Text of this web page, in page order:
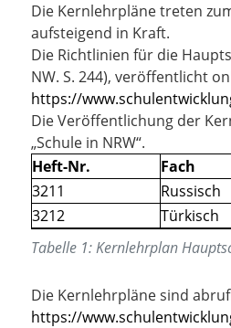
Die Kernlehrpläne treten
aufsteigend in Kraft.
Die Richtlinien für die
NW. S. 244), veröffentlicht
https://
Die Veröffentlichung der
„Schule in NRW“.
Heft-Nr.
Fach
3211
Russisch
3212
Türkisch
Tabelle 1:Kernlehrplan
Die Kernlehrpläne sind
https://